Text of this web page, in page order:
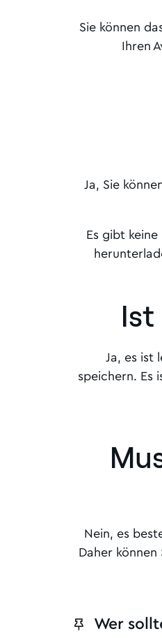
Sie können
Ihren
Ja, Sie
Es gibt
Ja, es ist
speichern. Es
Nein, es
Daher
Wer